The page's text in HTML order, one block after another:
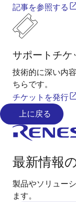
記事を参照する
サポートチケ
技術的に深い内
ちらです。
チケットを発行
上に戻る
最新情報
製品やソリュー
ます。